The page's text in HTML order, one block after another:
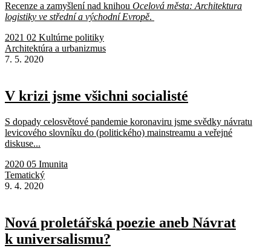
Recenze a zamyšlení nad knihou Ocelová města: Architektura
logistiky ve střední a východní Evropě.
2021 02 Kultúrne politiky
Architektúra a urbanizmus
7. 5. 2020
V krizi jsme všichni socialisté
S dopady celosvětové pandemie koronaviru jsme svědky návratu
levicového slovníku do (politického) mainstreamu a veřejné
diskuse...
2020 05 Imunita
Tematický
9. 4. 2020
Nová proletářská poezie aneb Návrat
k universalismu?